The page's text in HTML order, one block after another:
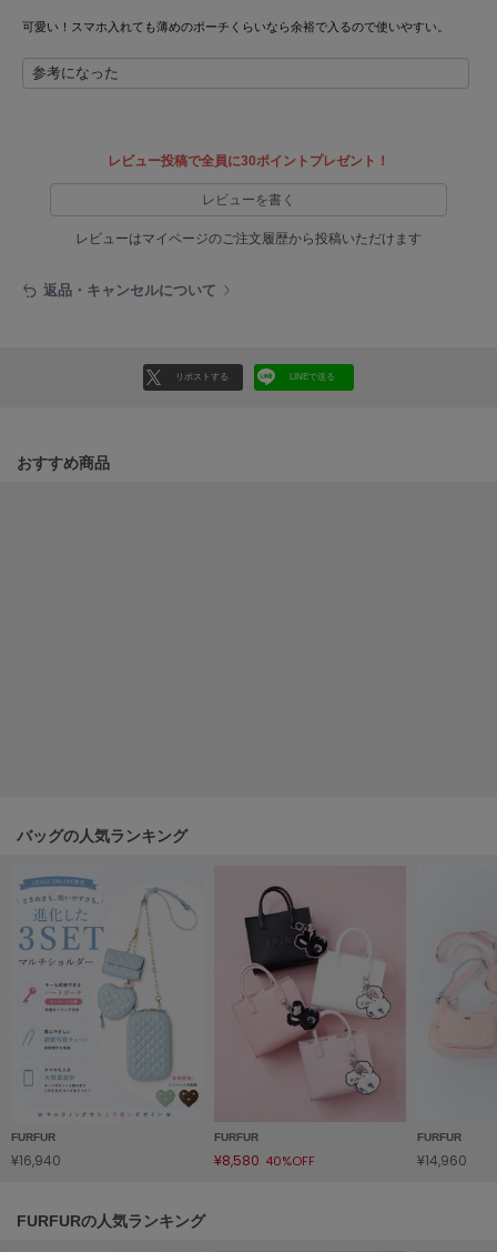
Sneakers by emmi
スナイデル
スナイデル ホーム
SOFER
TEVA
The Barnnet
ザバーネット
THE NORTH FACE
ザ・ノース・フェイス
トゥデイフル
TSURU by Mariko Oikawa
ツルバイマリコオイカワ
可愛い！スマホ入れても薄めのポーチくらいなら余裕で入るので使いやすい。
参考になった
レビュー投稿で全員に30ポイントプレゼント！
レビューを書く
レビューはマイページのご注文履歴から投稿いただけます
返品・キャンセルについて
リポストする LINEで送る
おすすめ商品
バッグの人気ランキング
FURFUR
¥16,940
FURFUR
¥8,580 40%OFF
FURFUR
¥14,960
FURFURの人気ランキング